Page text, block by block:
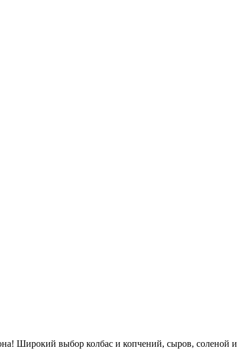
Широкий выбор колбас и копчений, сыров, соленой и